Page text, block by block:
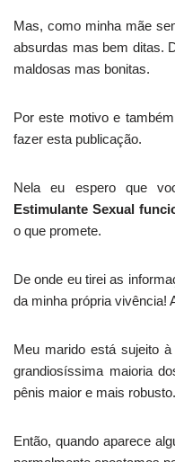
Mas, como minha mãe
absurdas mas bem ditas.
maldosas mas bonitas.
Por este motivo e
fazer esta publicação.
Nela eu espero que
Estimulante Sexual
o que promete.
De onde eu tirei as
da minha própria vivência!
Meu marido está sujeito
grandiosíssima maioria
pênis maior e mais robusto.
Então, quando aparece